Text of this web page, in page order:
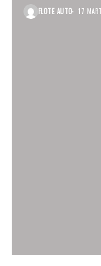
FLOTE AUTO 17